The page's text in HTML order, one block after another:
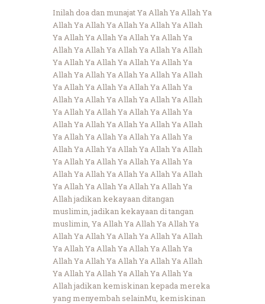
Inilah doa dan munajat Ya Allah Ya Allah Ya
Allah Ya Allah Ya Allah Ya Allah Ya Allah
Ya Allah Ya Allah Ya Allah Ya Allah Ya
Allah Ya Allah Ya Allah Ya Allah Ya Allah
Ya Allah Ya Allah Ya Allah Ya Allah Ya
Allah Ya Allah Ya Allah Ya Allah Ya Allah
Ya Allah Ya Allah Ya Allah Ya Allah Ya
Allah Ya Allah Ya Allah Ya Allah Ya Allah
Ya Allah Ya Allah Ya Allah Ya Allah Ya
Allah Ya Allah Ya Allah Ya Allah Ya Allah
Ya Allah Ya Allah Ya Allah Ya Allah Ya
Allah Ya Allah Ya Allah Ya Allah Ya Allah
Ya Allah Ya Allah Ya Allah Ya Allah Ya
Allah Ya Allah Ya Allah Ya Allah Ya Allah
Ya Allah Ya Allah Ya Allah Ya Allah Ya
Allah jadikan kekayaan ditangan
muslimin, jadikan kekayaan di tangan
muslimin, Ya Allah Ya Allah Ya Allah Ya
Allah Ya Allah Ya Allah Ya Allah Ya Allah
Ya Allah Ya Allah Ya Allah Ya Allah Ya
Allah Ya Allah Ya Allah Ya Allah Ya Allah
Ya Allah Ya Allah Ya Allah Ya Allah Ya
Allah jadikan kemiskinan kepada mereka
yang menyembah selainMu, kemiskinan